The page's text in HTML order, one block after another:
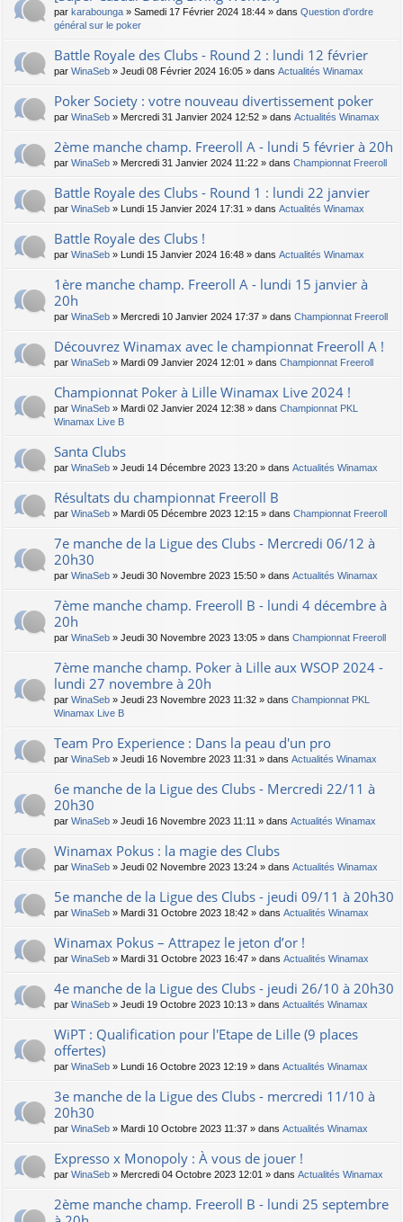
par karabounga » Samedi 17 Février 2024 18:44 » dans Question d'ordre
général sur le poker
Battle Royale des Clubs - Round 2 : lundi 12 février
par WinaSeb » Jeudi 08 Février 2024 16:05 » dans Actualités Winamax
Poker Society : votre nouveau divertissement poker
par WinaSeb » Mercredi 31 Janvier 2024 12:52 » dans Actualités Winamax
2ème manche champ. Freeroll A - lundi 5 février à 20h
par WinaSeb » Mercredi 31 Janvier 2024 11:22 » dans Championnat Freeroll
Battle Royale des Clubs - Round 1 : lundi 22 janvier
par WinaSeb » Lundi 15 Janvier 2024 17:31 » dans Actualités Winamax
Battle Royale des Clubs !
par WinaSeb » Lundi 15 Janvier 2024 16:48 » dans Actualités Winamax
1ère manche champ. Freeroll A - lundi 15 janvier à
20h
par WinaSeb » Mercredi 10 Janvier 2024 17:37 » dans Championnat Freeroll
Découvrez Winamax avec le championnat Freeroll A !
par WinaSeb » Mardi 09 Janvier 2024 12:01 » dans Championnat Freeroll
Championnat Poker à Lille Winamax Live 2024 !
par WinaSeb » Mardi 02 Janvier 2024 12:38 » dans Championnat PKL
Winamax Live B
Santa Clubs
par WinaSeb » Jeudi 14 Décembre 2023 13:20 » dans Actualités Winamax
Résultats du championnat Freeroll B
par WinaSeb » Mardi 05 Décembre 2023 12:15 » dans Championnat Freeroll
7e manche de la Ligue des Clubs - Mercredi 06/12 à
20h30
par WinaSeb » Jeudi 30 Novembre 2023 15:50 » dans Actualités Winamax
7ème manche champ. Freeroll B - lundi 4 décembre à
20h
par WinaSeb » Jeudi 30 Novembre 2023 13:05 » dans Championnat Freeroll
7ème manche champ. Poker à Lille aux WSOP 2024 -
lundi 27 novembre à 20h
par WinaSeb » Jeudi 23 Novembre 2023 11:32 » dans Championnat PKL
Winamax Live B
Team Pro Experience : Dans la peau d'un pro
par WinaSeb » Jeudi 16 Novembre 2023 11:31 » dans Actualités Winamax
6e manche de la Ligue des Clubs - Mercredi 22/11 à
20h30
par WinaSeb » Jeudi 16 Novembre 2023 11:11 » dans Actualités Winamax
Winamax Pokus : la magie des Clubs
par WinaSeb » Jeudi 02 Novembre 2023 13:24 » dans Actualités Winamax
5e manche de la Ligue des Clubs - jeudi 09/11 à 20h30
par WinaSeb » Mardi 31 Octobre 2023 18:42 » dans Actualités Winamax
Winamax Pokus – Attrapez le jeton d’or !
par WinaSeb » Mardi 31 Octobre 2023 16:47 » dans Actualités Winamax
4e manche de la Ligue des Clubs - jeudi 26/10 à 20h30
par WinaSeb » Jeudi 19 Octobre 2023 10:13 » dans Actualités Winamax
WiPT : Qualification pour l'Etape de Lille (9 places
offertes)
par WinaSeb » Lundi 16 Octobre 2023 12:19 » dans Actualités Winamax
3e manche de la Ligue des Clubs - mercredi 11/10 à
20h30
par WinaSeb » Mardi 10 Octobre 2023 11:37 » dans Actualités Winamax
Expresso x Monopoly : À vous de jouer !
par WinaSeb » Mercredi 04 Octobre 2023 12:01 » dans Actualités Winamax
2ème manche champ. Freeroll B - lundi 25 septembre